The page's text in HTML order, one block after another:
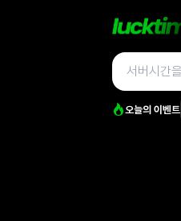
오늘의 이벤트